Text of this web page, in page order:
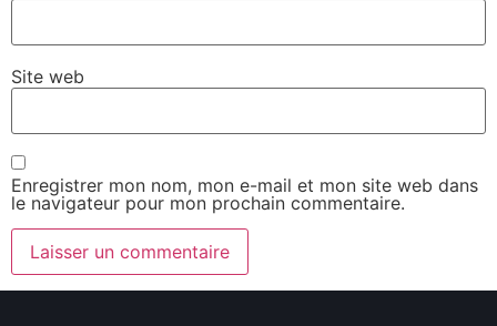
Site web
Enregistrer mon nom, mon e-mail et mon site web dans
le navigateur pour mon prochain commentaire.